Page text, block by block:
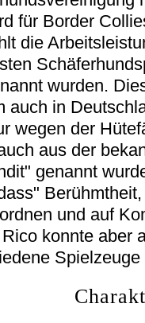
für Border
die
wurden.
auch in
wegen der
aus der
genannt
und auf
konnte aber